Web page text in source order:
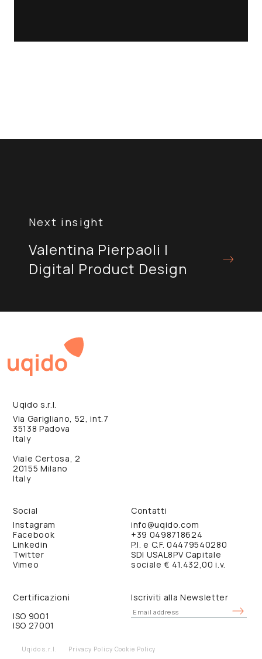
Valentina Pierpaoli |
Digital Product Design
Uqido s.r.l.
Via Garigliano, 52, int.7
35138 Padova
Italy
Viale Certosa, 2
20155 Milano
Italy
Contatti
info@uqido.com
+39 0498718624
P.I. e C.F. 04479540280
SDI USAL8PV Capitale
sociale € 41.432,00 i.v.
Social
Instagram
Facebook
Linkedin
Twitter
Vimeo
Certificazioni
ISO 9001
ISO 27001
Iscriviti alla Newsletter
Uqido s.r.l. Privacy Policy Cookie Policy